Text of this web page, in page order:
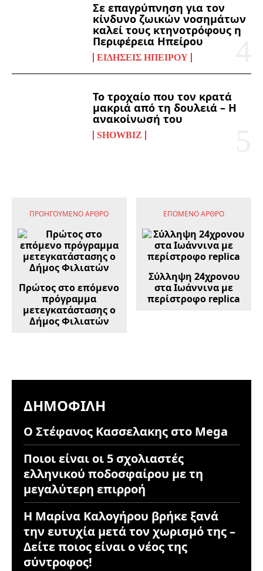
Σε επαγρύπνηση για τον
κίνδυνο ζωικών νοσημάτων
καλεί τους κτηνοτρόφους η
Περιφέρεια Ηπείρου
ΕΙΔΉΣΕΙΣ ΗΠΕΊΡΟΥ
Το τροχαίο που τον κρατά
μακριά από τη δουλειά – Η
ανακοίνωσή του
SHOWBIZ
ΠΡΟΗΓΟΎΜΕΝΟ ΆΡΘΡΟ
Πρώτος στο επόμενο
πρόγραμμα
μετεγκατάστασης ο
Δήμος Φιλιατών
ΕΠΌΜΕΝΟ ΆΡΘΡΟ
Σύλληψη 24χρονου
στα Ιωάννινα με
περίστροφο replica
ΔΗΜΟΦΙΛΉ
Ο Στέφανος Κασσελακης στο Mega
Ποιοι είναι οι 5 σχολιαστές
ελληνικού ποδοσφαίρου με τη
μεγαλύτερη επιρροή
Η Μαρίνα Καλογήρου βρήκε ξανά
την ευτυχία μετά τον χωρισμό της –
Δείτε ποιος είναι ο νέος της
σύντροφος!